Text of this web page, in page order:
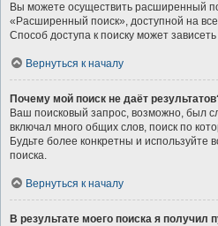
Вы можете осуществить расширенный
«Расширенный поиск», доступной на
Способ доступа к поиску может
Вернуться к началу
Почему мой поиск не даёт
Ваш поисковый запрос, возможно, был
включал много общих слов, поиск по
Будьте более конкретны и используйте
поиска.
Вернуться к началу
В результате моего поиска я получил